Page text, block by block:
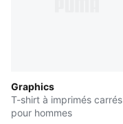
Graphics
T-shirt à imprimés carrés
pour hommes